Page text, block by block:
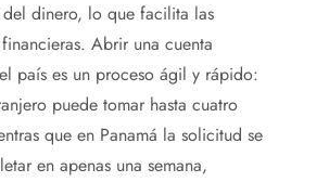
del dinero, lo que facilita las
Abrir una cuenta
país es un proceso ágil y rápido:
puede tomar hasta cuatro
que en Panamá la solicitud se
en apenas una semana,